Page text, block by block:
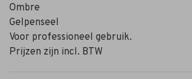
Ombre
Gelpenseel
Voor professioneel gebruik.
Prijzen zijn incl. BTW